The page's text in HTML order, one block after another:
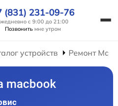
(831) 231-09-76
с 9:00 до 21:00
Позвонить мне утром
устройств Ремонт
macbook